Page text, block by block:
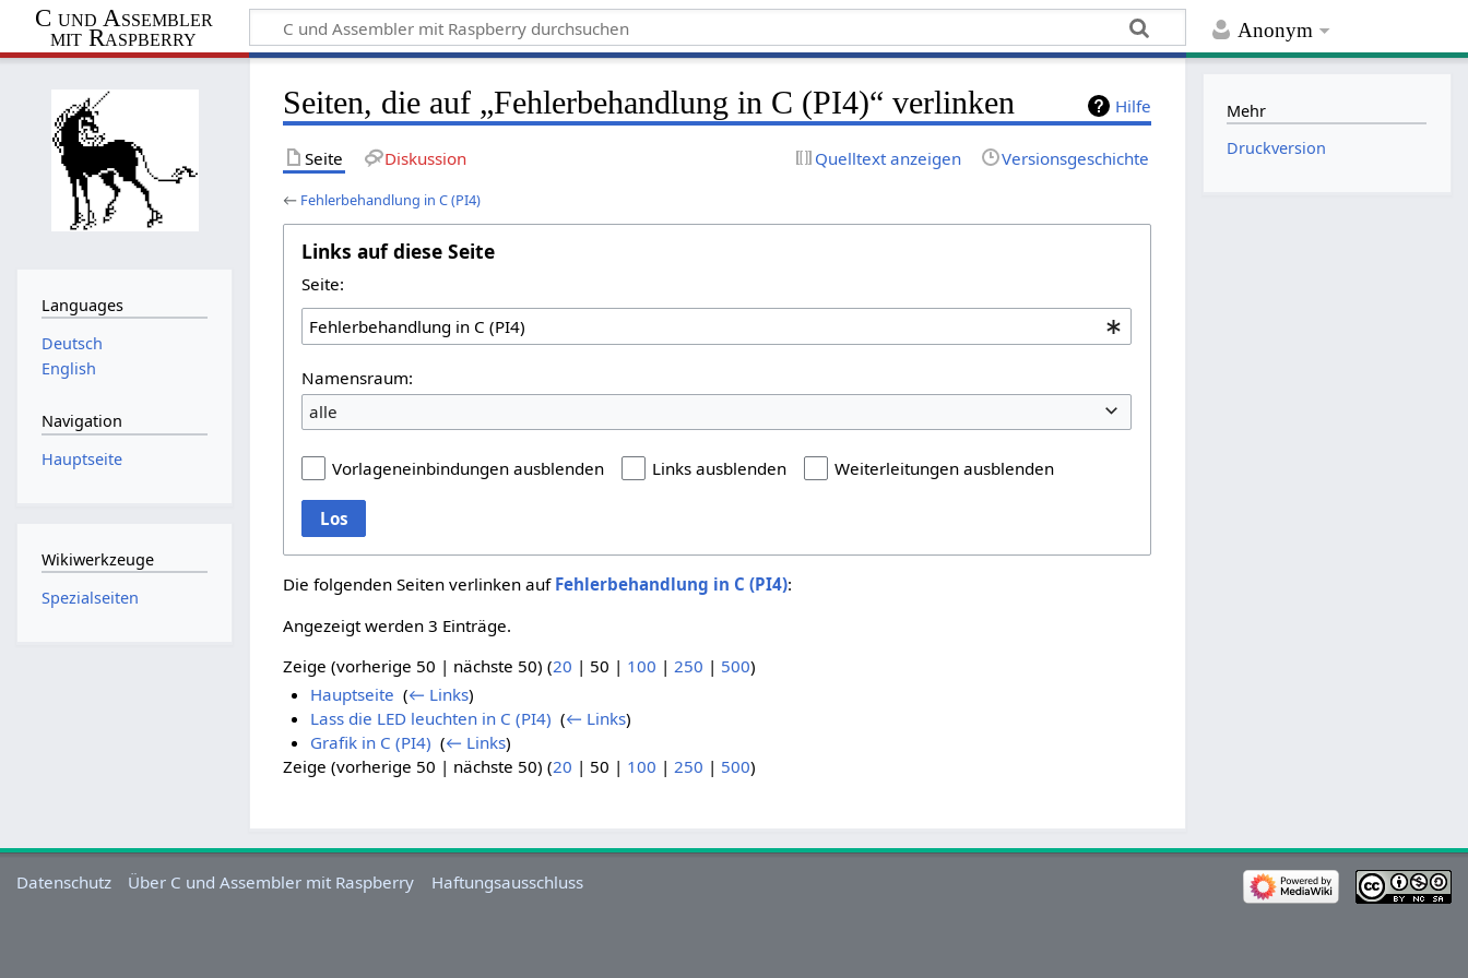
Anonym
C und Assembler
mit Raspberry
Hilfe
Seiten, die auf „Fehlerbehandlung in C (PI4)“ verlinken
Seite Diskussion Quelltext anzeigen Versionsgeschichte
← Fehlerbehandlung in C (PI4)
Links auf diese Seite
Seite:
Namensraum:
alle
Vorlageneinbindungen ausblenden Links ausblenden Weiterleitungen ausblenden
Los
Die folgenden Seiten verlinken auf Fehlerbehandlung in C (PI4):
Angezeigt werden 3 Einträge.
Zeige (vorherige 50 | nächste 50) (20 | 50 | 100 | 250 | 500)
Hauptseite (← Links)
Lass die LED leuchten in C (PI4) (← Links)
Grafik in C (PI4) (← Links)
Zeige (vorherige 50 | nächste 50) (20 | 50 | 100 |250 | 500)
Languages
Deutsch
English
Navigation
Hauptseite
Wikiwerkzeuge
Spezialseiten
Mehr
Druckversion
Datenschutz Über C und Assembler mit Raspberry Haftungsausschluss